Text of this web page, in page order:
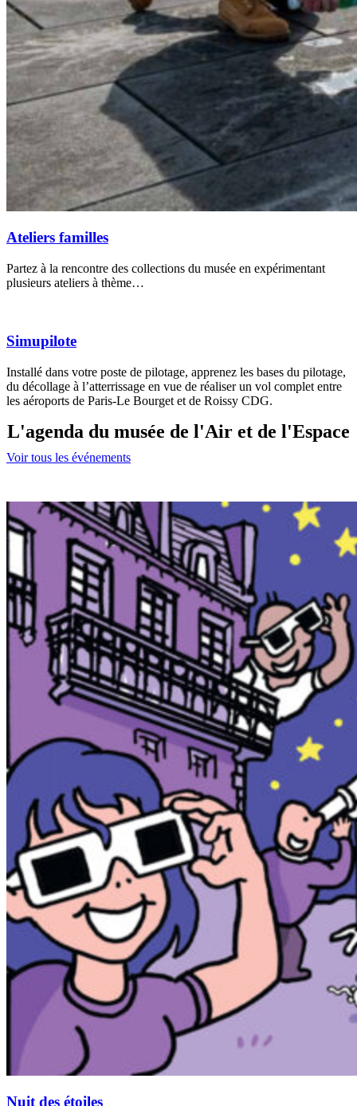
Ateliers familles
Partez à la rencontre des collections du musée en expérimentant
plusieurs ateliers à thème…
Simupilote
Installé dans votre poste de pilotage, apprenez les bases du pilotage,
du décollage à l’atterrissage en vue de réaliser un vol complet entre
les aéroports de Paris-Le Bourget et de Roissy CDG.
L'agenda du musée de l'Air et de l'Espace
Voir tous les événements
Nuit des étoiles